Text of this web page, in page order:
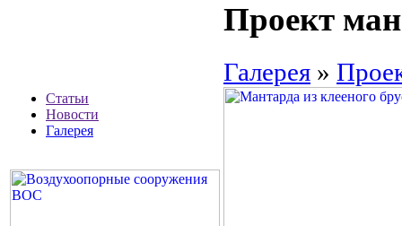
Статьи
Новости
Галерея
Проект
Галерея »